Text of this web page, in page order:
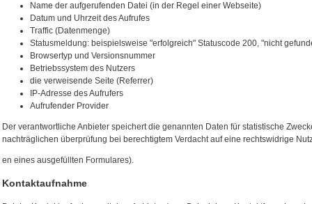
Name der aufgerufenden Datei (in der Regel einer Webseite)
Datum und Uhrzeit des Aufrufes
Traffic (Datenmenge)
Statusmeldung: beispielsweise "erfolgreich" Statuscode 200, "nicht
Browsertyp und Versionsnummer
Betriebssystem des Nutzers
die verweisende Seite (Referrer)
IP-Adresse des Aufrufers
Aufrufender Provider
Der verantwortliche Anbieter speichert die genannten Daten für statistische
nachträglichen überprüfung bei berechtigtem Verdacht auf eine rechtswidrige
en eines ausgefüllten Formulares).
Kontaktaufnahme